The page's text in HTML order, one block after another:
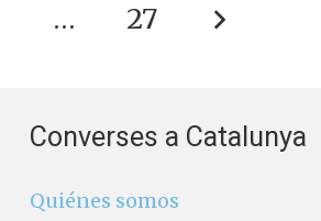
… 27
Converses a Catalunya
Quiénes somos